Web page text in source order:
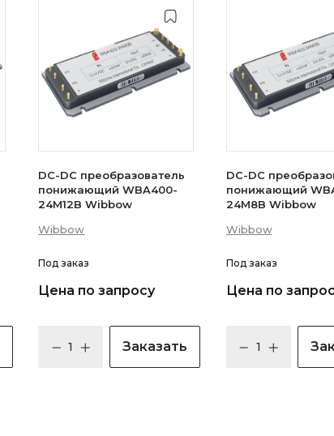
DC-DC преобразователь
понижающий WBA400-
24M12B Wibbow
Wibbow
Под заказ
Цена по запросу
Заказать
DC-DC
понижающий
24M8B Wibbow
Wibbow
Под заказ
Цена по